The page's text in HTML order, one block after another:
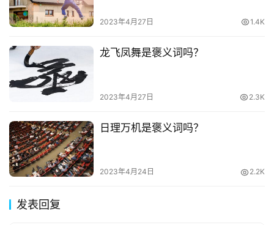
2023年4月27日 1.4K
龙飞凤舞是褒义词吗？
2023年4月27日 2.3K
日理万机是褒义词吗？
2023年4月24日 2.2K
发表回复